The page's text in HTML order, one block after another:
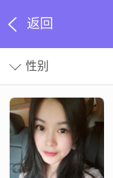
返回
性别